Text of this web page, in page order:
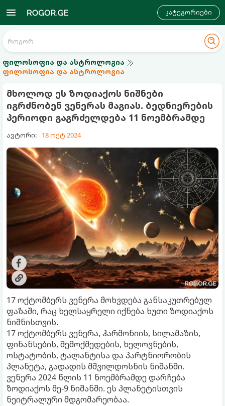
კატეგორიები
ფილოსოფია და ასტროლოგია
ფილოსოფია და ასტროლოგია
მხოლოდ ეს ზოდიაქოს ნიშნები
იგრძნობენ ვენერას მაგიას. ბედნიერების
პერიოდი გაგრძელდება 11 ნოემბრამდე
ავტორი: 18 ოქტ 2024
17 ოქტომბერს ვენერა მოხვდება განსაკუთრებულ
ფაზაში, რაც ხელსაყრელი იქნება ხუთი ზოდიაქოს
ნიშნისთვის.
17 ოქტომბერს ვენერა, ჰარმონიის, სილამაზის,
ფინანსების, შემოქმედების, ხელოვნების,
ოსტატობის, ტალანტისა და პარტნიორობის
პლანეტა, გადადის მშვილდოსნის ნიშანში.
ვენერა 2024 წლის 11 ნოემბრამდე დარჩება
ზოდიაქოს მე-9 ნიშანში. ეს პლანეტისთვის
ნეიტრალური მდგომარეობაა.